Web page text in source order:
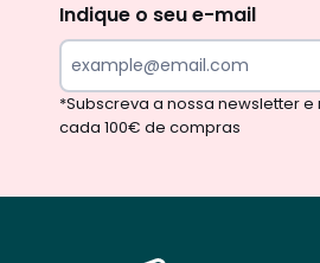
Indique o seu e-mail
*Subscreva a nossa newsletter
cada 100€ de compras